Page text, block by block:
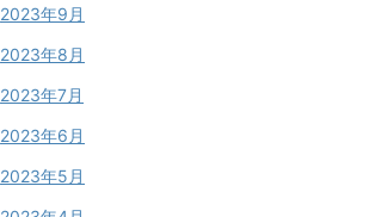
2023年9月
2023年8月
2023年7月
2023年6月
2023年5月